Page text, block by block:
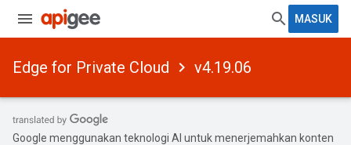
MASUK
Edge for Private Cloud v4.19.06
Google menggunakan teknologi AI untuk menerjemahkan konten